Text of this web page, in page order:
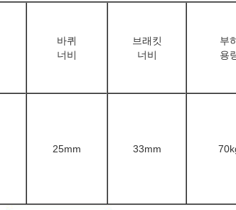
바퀴
너비
브래킷
너비
부
용
25mm 33mm